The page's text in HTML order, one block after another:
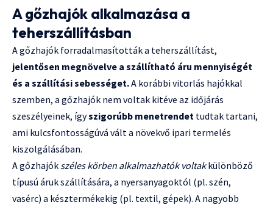
A gőzhajók alkalmazása a
teherszállításban
A gőzhajók forradalmasították a teherszállítást,
jelentősen megnövelve a szállítható áru mennyiségét
és a szállítási sebességet.A korábbi vitorlás hajókkal
szemben, a gőzhajók nem voltak kitéve az időjárás
szeszélyeinek, ígyszigorúbb menetrendet tudtak tartani,
ami kulcsfontosságúvá vált a növekvő ipari termelés
kiszolgálásában.
A gőzhajók széles körben alkalmazhatók voltakkülönböző
típusú áruk szállítására, a nyersanyagoktól (pl. szén,
vasérc) a késztermékekig (pl. textil, gépek). A nagyobb